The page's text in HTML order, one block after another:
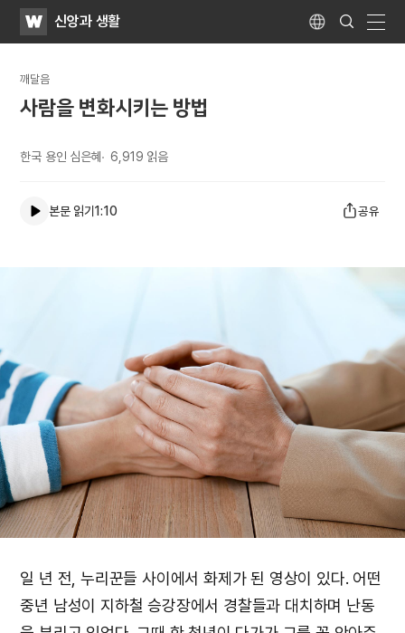
WATV신앙과 생활 Language
Search
Submit
깨달음
사람을 변화시키는 방법
한국 용인 심은혜 6,919 읽음
본문 읽기1:10 공유
일 년 전, 누리꾼들 사이에서 화제가 된 영상이 있다. 어떤
중년 남성이 지하철 승강장에서 경찰들과 대치하며 난동